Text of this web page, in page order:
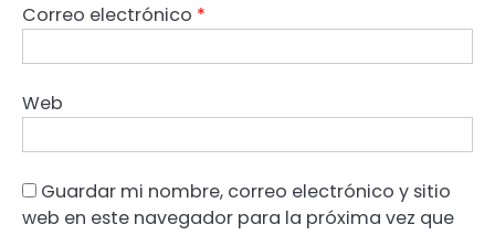
Correo electrónico *
Web
Guardar mi nombre, correo electrónico y sitio
web en este navegador para la próxima vez que